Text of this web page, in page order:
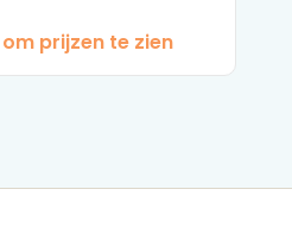
om prijzen te zien